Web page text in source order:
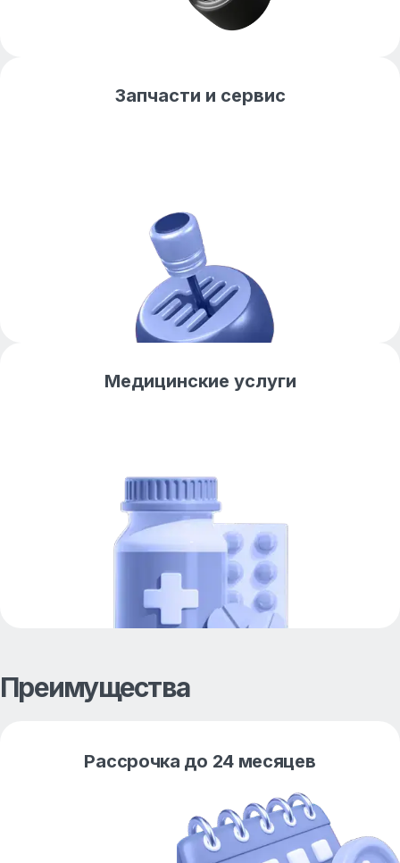
Запчасти и сервис
Медицинские услуги
Преимущества
Рассрочка до 24 месяцев